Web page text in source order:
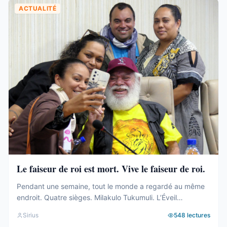
ACTUALITÉ
Le faiseur de roi est mort. Vive le faiseur de roi.
Pendant une semaine, tout le monde a regardé au même
endroit. Quatre sièges. Milakulo Tukumuli. L’Éveil
fait basculer. Depuis 2019, la formule était connue : quand
Sirius 548 lectures